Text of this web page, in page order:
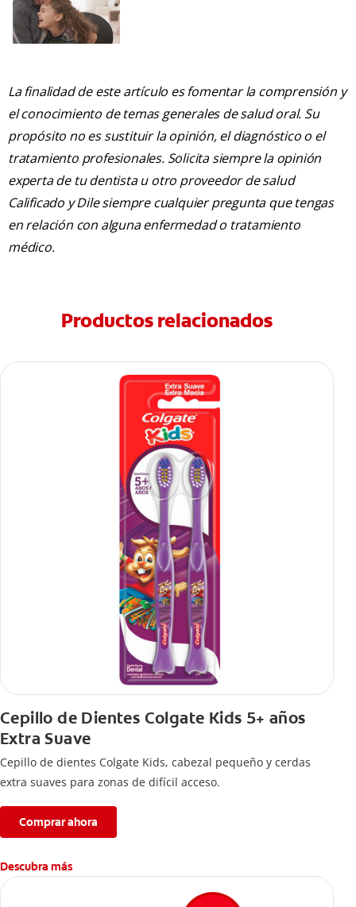
La finalidad de este artículo es fomentar la comprensión y
el conocimiento de temas generales de salud oral. Su
propósito no es sustituir la opinión, el diagnóstico o el
tratamiento profesionales. Solicita siempre la opinión
experta de tu dentista u otro proveedor de salud
Calificado y Dile siempre cualquier pregunta que tengas
en relación con alguna enfermedad o tratamiento
médico.
Productos relacionados
Cepillo de Dientes Colgate Kids 5+ años
Extra Suave
Cepillo de dientes Colgate Kids, cabezal pequeño y cerdas
extra suaves para zonas de difícil acceso.
Comprar ahora
Descubra más